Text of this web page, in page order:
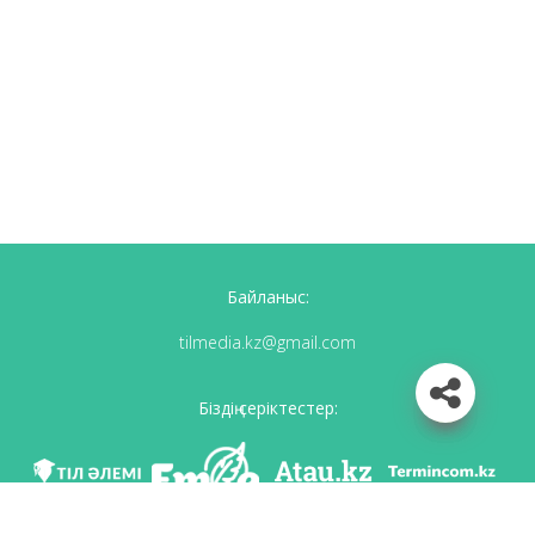
Байланыс:
tilmedia.kz@gmail.com
Біздің серіктестер: